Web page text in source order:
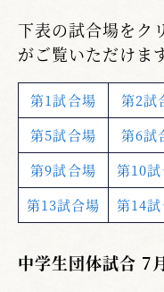
下表の試合場をク
がご覧いただけます
第1試合場 第2試
第5試合場
第6試
第9試合場
第10
第13試合場
第14
中学生団体試合 7